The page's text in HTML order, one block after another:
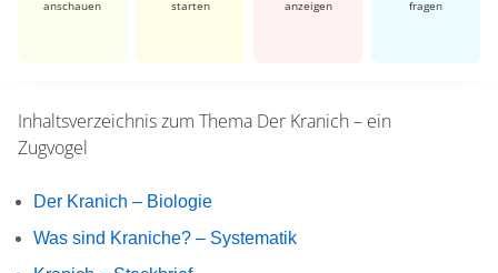
anschauen starten anzeigen fragen
Inhaltsverzeichnis zum Thema Der Kranich – ein
Zugvogel
Der Kranich – Biologie
Was sind Kraniche? – Systematik